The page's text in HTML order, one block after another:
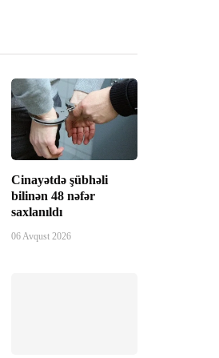
Cinayətdə şübhəli
bilinən 48 nəfər
saxlanıldı
06 Avqust 2026